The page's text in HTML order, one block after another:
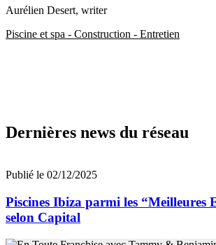
Aurélien Desert, writer
Piscine et spa - Construction - Entretien
Dernières news du réseau
Publié le 02/12/2025
Piscines Ibiza parmi les “Meilleures
selon Capital